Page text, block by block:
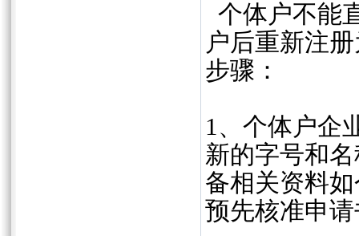
个体户不能
户后重新注
步骤：
1、个体户企
新的字号和
备相关资料
预先核准申